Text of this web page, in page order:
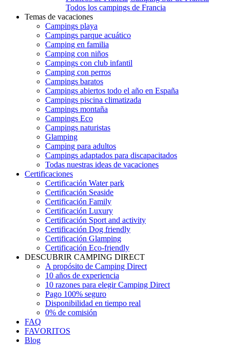
Todos los campings de Francia
Temas de vacaciones
Campings playa
Campings parque acuático
Camping en familia
Camping con niños
Campings con club infantil
Camping con perros
Campings baratos
Campings abiertos todo el año en España
Campings piscina climatizada
Campings montaña
Campings Eco
Campings naturistas
Glamping
Camping para adultos
Campings adaptados para discapacitados
Todas nuestras ideas de vacaciones
Certificaciones
Certificación Water park
Certificación Seaside
Certificación Family
Certificación Luxury
Certificación Sport and activity
Certificación Dog friendly
Certificación Glamping
Certificación Eco-friendly
DESCUBRIR CAMPING DIRECT
A propósito de Camping Direct
10 años de experiencia
10 razones para elegir Camping Direct
Pago 100% seguro
Disponibilidad en tiempo real
0% de comisión
FAQ
FAVORITOS
Blog